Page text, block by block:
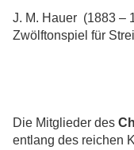
J. M. Hauer (1883 –
Zwölftonspiel für
Die Mitglieder des
entlang des reichen